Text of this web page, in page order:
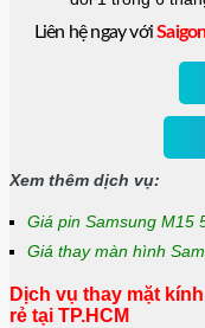
Liên hệ ngay với
Xem thêm dịch vụ:
Giá pin Samsung M15
Giá thay màn hình
Dịch vụ thay mặt
rẻ tại TP.HCM